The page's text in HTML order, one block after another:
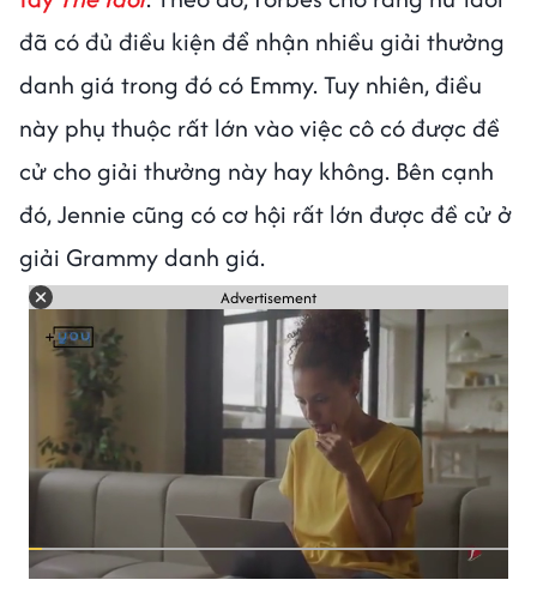
đã có đủ điều kiện để nhận nhiều giải thưởng
danh giá trong đó có Emmy. Tuy nhiên, điều
này phụ thuộc rất lớn vào việc cô có được đề
cử cho giải thưởng này hay không. Bên cạnh
đó, Jennie cũng có cơ hội rất lớn được đề cử ở
giải Grammy danh giá.
Advertisement